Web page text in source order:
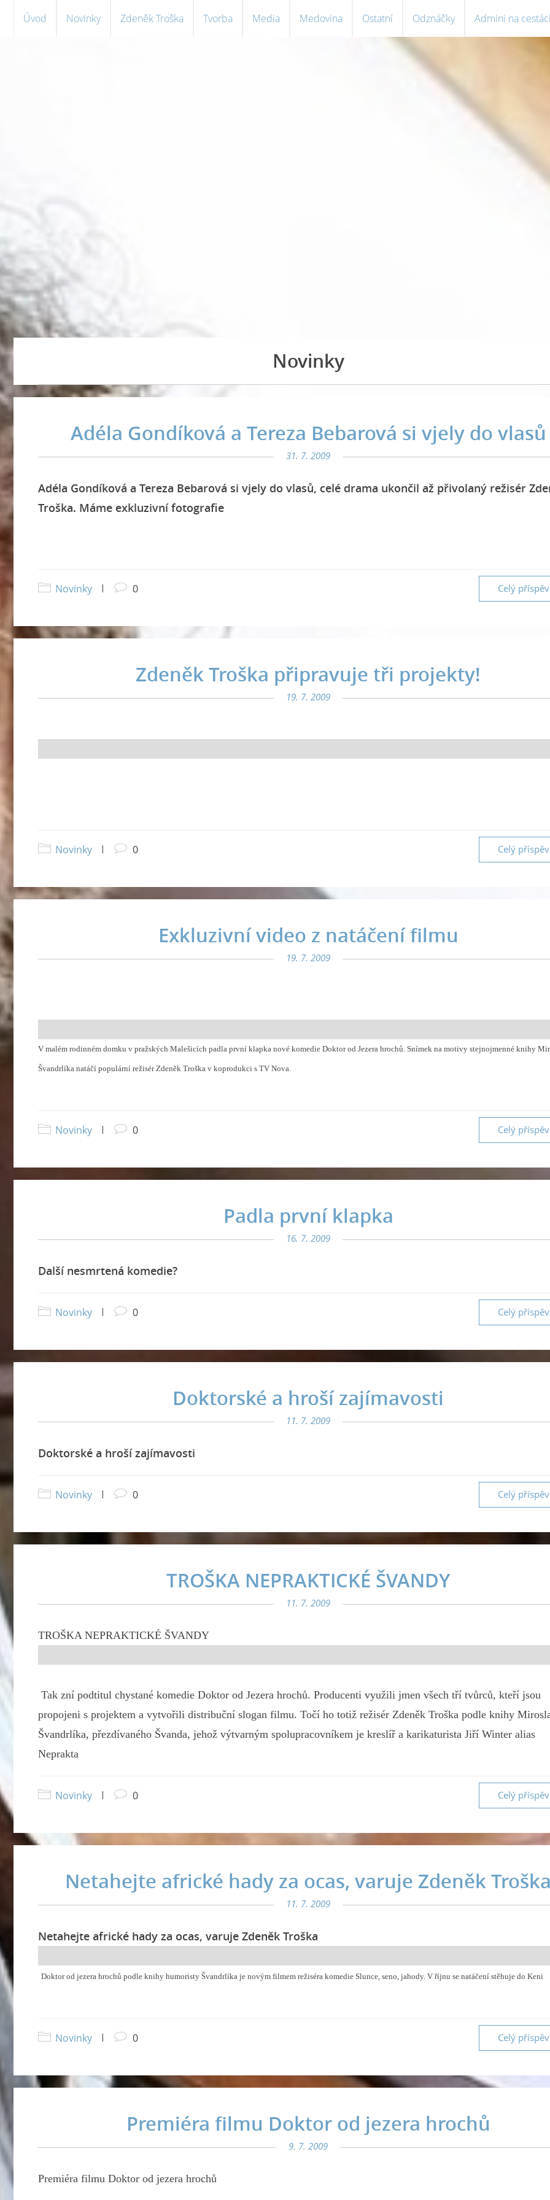
Úvod Novinky Zdeněk Troška Tvorba Media Medovina Ostatní Odznáčky Admini na
Novinky
Adéla Gondíková a Tereza Bebarová si vjely do vlasů
31. 7. 2009
Adéla Gondíková a Tereza Bebarová si vjely do vlasů, celé drama ukončil až přivolaný režisér
Troška. Máme exkluzivní fotografie
Celý
Novinky | 0
Zdeněk Troška připravuje tři projekty!
19. 7. 2009
Celý
Novinky | 0
Exkluzivní video z natáčení filmu
19. 7. 2009
V malém rodinném domku v pražských Malešicích padla první klapka nové komedie Doktor od Jezera hrochů. Snímek na motivy stejnojmenné knihy
Švandrlíka natáčí populární režisér Zdeněk Troška v koprodukci s TV Nova.
Celý
Novinky | 0
Padla první klapka
16. 7. 2009
Další nesmrtená komedie?
Celý
Novinky | 0
Doktorské a hroší zajímavosti
11. 7. 2009
Doktorské a hroší zajímavosti
Celý
Novinky | 0
TROŠKA NEPRAKTICKÉ ŠVANDY
11. 7. 2009
TROŠKA NEPRAKTICKÉ ŠVANDY
Tak zní podtitul chystané komedie Doktor od Jezera hrochů. Producenti využili jmen všech tří tvůrců, kteří jsou
propojeni s projektem a vytvořili distribuční slogan filmu. Točí ho totiž režisér Zdeněk Troška podle knihy
Švandrlíka, přezdívaného Švanda, jehož výtvarným spolupracovníkem je kreslíř a karikaturista Jiří Winter alias
Neprakta
Celý
Novinky | 0
Netahejte africké hady za ocas, varuje Zdeněk
11. 7. 2009
Netahejte africké hady za ocas, varuje Zdeněk Troška
Doktor od jezera hrochů podle knihy humoristy Švandrlíka je novým filmem režiséra komedie Slunce, seno, jahody. V říjnu se natáčení stěhuje do Keni
Celý
Novinky | 0
Premiéra filmu Doktor od jezera hrochů
9. 7. 2009
Premiéra filmu Doktor od jezera hrochů